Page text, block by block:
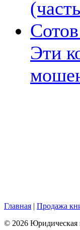
Эти
Главная | Продажа
© 2026 Юридическая